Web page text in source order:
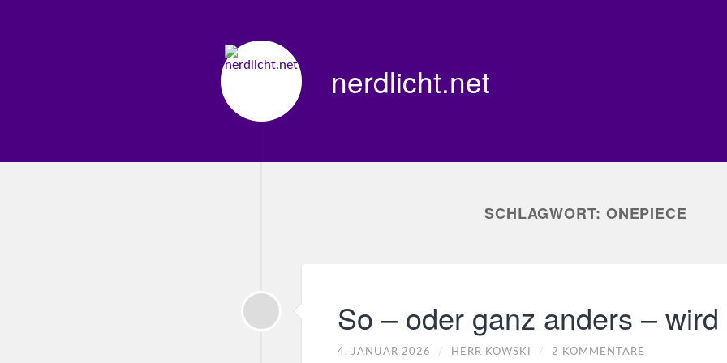
nerdlicht.net
SCHLAGWORT: ONEPIECE
So – oder ganz anders –
4. JANUAR 2026 / HERR KOWSKI / 2 KOMMENTARE